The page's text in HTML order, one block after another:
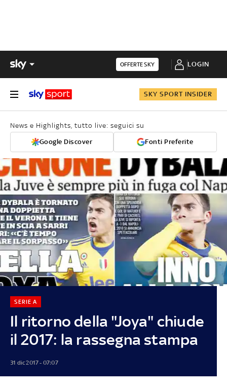
OFFERTE SKY LOGIN
SKY SPORT INSIDER
News e Highlights, tutto live: seguici su
Google Discover Fonti Preferite
Il ritorno della "Joya" chiude
il 2017: la rassegna stampa
SERIE A
31 dic 2017 - 07:07